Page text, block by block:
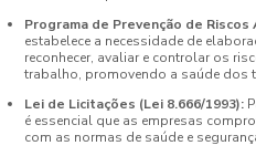
Programa de Prevenção de Riscos
estabelece a necessidade de
reconhecer, avaliar e controlar os
trabalho, promovendo a saúde dos
Lei de Licitações (Lei 8.666/1993):
é essencial que as empresas
com as normas de saúde e